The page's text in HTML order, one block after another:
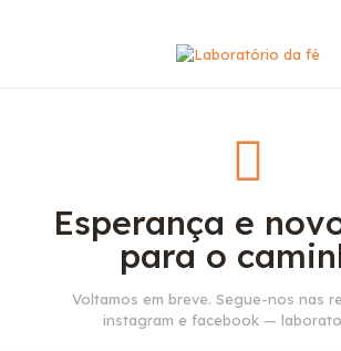
Esperança e
para o
Voltamos em breve. Segue-nos nas
instagram e facebook —